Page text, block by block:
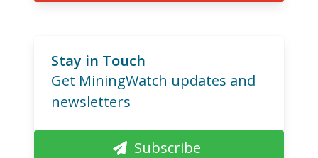
Stay in Touch
Get MiningWatch updates and
newsletters
Subscribe